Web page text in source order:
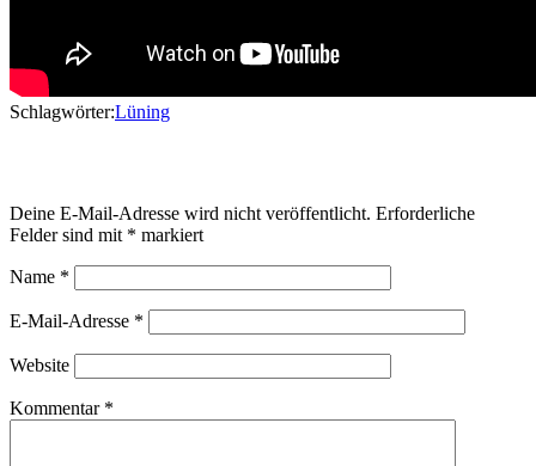
Schlagwörter:Lüning
Deine E-Mail-Adresse wird nicht veröffentlicht. Erforderliche
Felder sind mit * markiert
Name *
E-Mail-Adresse *
Website
Kommentar *